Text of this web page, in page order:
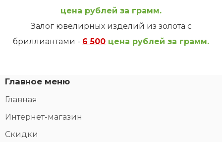
цена рублей за грамм.
Залог ювелирных изделий из золота с
бриллиантами - 6 500 цена рублей за грамм.
Главное меню
Главная
Интернет-магазин
Скидки